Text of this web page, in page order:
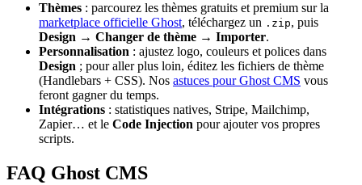
Thèmes : parcourez les thèmes gratuits et premium sur la
marketplace officielle Ghost, téléchargez un .zip, puis
Design → Changer de thème → Importer.
Personnalisation : ajustez logo, couleurs et polices dans
Design ; pour aller plus loin, éditez les fichiers de thème
(Handlebars + CSS). Nos astuces pour Ghost CMS vous
feront gagner du temps.
Intégrations : statistiques natives, Stripe, Mailchimp,
Zapier… et le Code Injection pour ajouter vos propres
scripts.
FAQ Ghost CMS